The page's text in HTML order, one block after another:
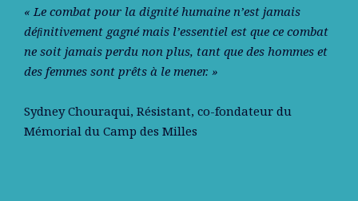
« Le combat pour la dignité humaine n’est jamais
déﬁnitivement gagné mais l’essentiel est que ce combat
ne soit jamais perdu non plus, tant que des hommes et
des femmes sont prêts à le mener. »
Sydney Chouraqui, Résistant, co-fondateur du
Mémorial du Camp des Milles